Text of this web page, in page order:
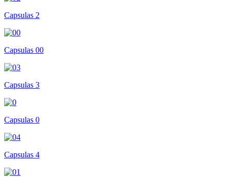
Capsulas 2
Capsulas 00
Capsulas 3
Capsulas 0
Capsulas 4